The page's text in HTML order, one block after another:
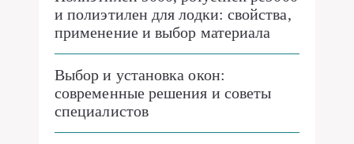
и полиэтилен для лодки: свойства,
применение и выбор материала
Выбор и установка окон:
современные решения и советы
специалистов